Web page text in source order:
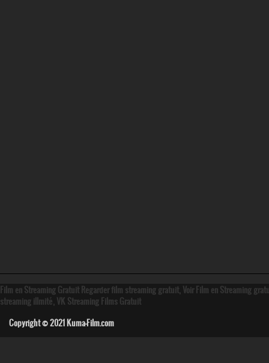
Film en Streaming Gratuit Regarder film streaming gratuit, Voir Film en Streaming
streaming illmité, VK Streaming Films Gratuit
Copyright © 2021Kuma-Film.com